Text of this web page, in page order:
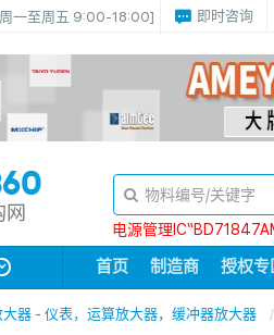
一至周五 9:00-18:00] 即时咨询
电源管理
首页 制造商 授权专
大器 - 仪表，运算放大器，缓冲器放大器